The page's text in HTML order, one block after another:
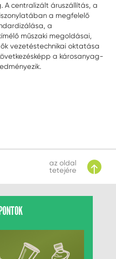
A centralizált áruszállítás, a
a megfelelő
a
műszaki megoldásai,
vezetéstechnikai oktatása
a károsanyag-
az oldal
tetejére